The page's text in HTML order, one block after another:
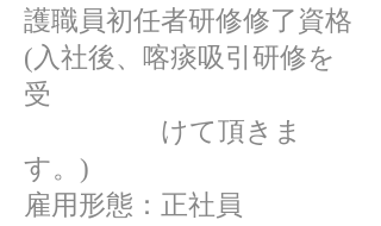
護職員初任者研修修了資格
(入社後、喀痰吸引研修を
受
けて頂きま
す。)
雇用形態：正社員